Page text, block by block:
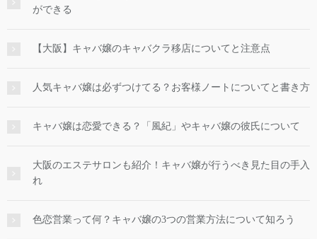
ができる
【大阪】キャバ嬢のキャバクラ移店についてと注意点
人気キャバ嬢は必ずつけてる？お客様ノートについてと書き方
キャバ嬢は恋愛できる？「風紀」やキャバ嬢の彼氏について
大阪のエステサロンも紹介！キャバ嬢が行うべき見た目の手入
れ
色恋営業って何？キャバ嬢の3つの営業方法について知ろう